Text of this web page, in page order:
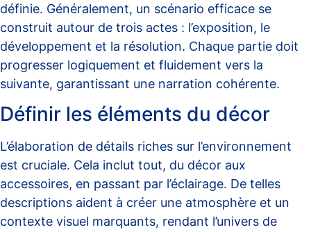
définie. Généralement, un scénario efficace se
construit autour de trois actes : l’exposition, le
développement et la résolution. Chaque partie doit
progresser logiquement et fluidement vers la
suivante, garantissant une narration cohérente.
Définir les éléments du décor
L’élaboration de détails riches sur l’environnement
est cruciale. Cela inclut tout, du décor aux
accessoires, en passant par l’éclairage. De telles
descriptions aident à créer une atmosphère et un
contexte visuel marquants, rendant l’univers de